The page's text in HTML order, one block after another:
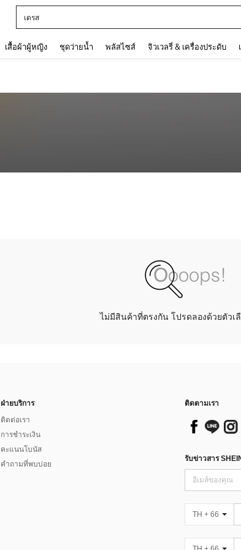
เดรส
เสื้อผ้าผู้หญิง ชุดว่ายน้ำ พลัสไซส์ จิวเวลรี่ & เครื่องประดับ
ไม่มีสินค้าที่ตรงกัน โปรดลองด้วยตัวเ
ฝ่ายบริการ
ติดต่อเรา
การชำระเงิน
คะแนนโบนัส
คำถามที่พบบ่อย
ติดตามเรา
รับข่าวสาร
TH + 66